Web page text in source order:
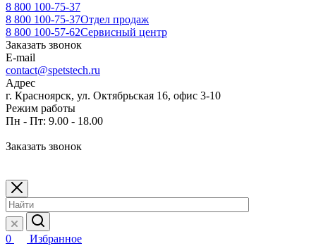
8 800 100-75-37
8 800 100-75-37Отдел продаж
8 800 100-57-62Сервисный центр
Заказать звонок
E-mail
contact@spetstech.ru
Адрес
г. Красноярск, ул. Октябрьская 16, офис 3-10
Режим работы
Пн - Пт: 9.00 - 18.00
Заказать звонок
0
Избранное